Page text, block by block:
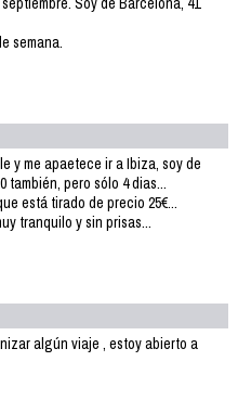
semana.
y me apaetece ir a Ibiza, soy de
también, pero sólo 4 dias...
está tirado de precio 25€...
tranquilo y sin prisas...
algún viaje , estoy abierto a